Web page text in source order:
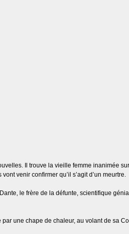
Il trouve la vieille femme inanimée
venir confirmer qu’il s’agit d’un meurtre.
le frère de la défunte, scientifique
une chape de chaleur, au volant de sa